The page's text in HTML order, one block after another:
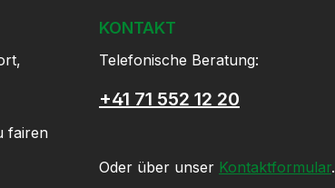
fairen
KONTAKT
Telefonische Beratung:
+41 71 552 12 20
Oder über unser Kontaktformular.